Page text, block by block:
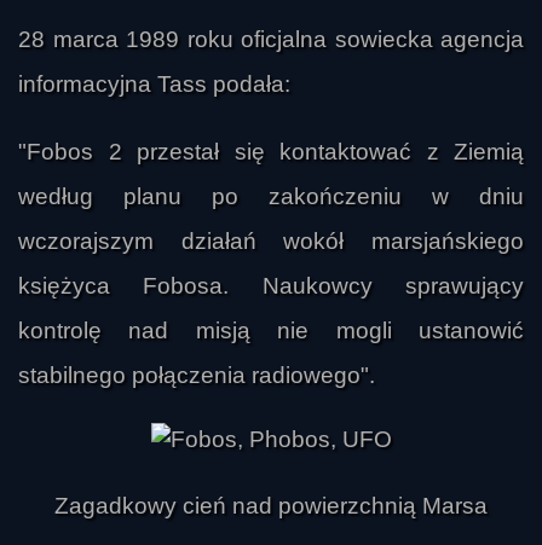
28 marca 1989 roku oficjalna sowiecka agencja
informacyjna Tass podała:
"Fobos 2 przestał się kontaktować z Ziemią
według planu po zakończeniu w dniu
wczorajszym działań wokół marsjańskiego
księżyca Fobosa. Naukowcy sprawujący
kontrolę nad misją nie mogli ustanowić
stabilnego połączenia radiowego".
Zagadkowy cień nad powierzchnią Marsa